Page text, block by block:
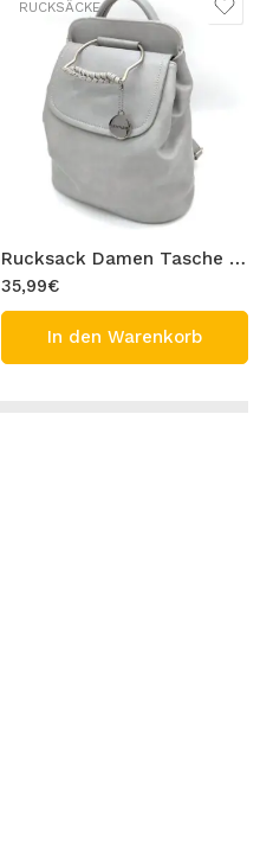
RUCKSÄCKE
Rucksack Damen Tasche Schultertasche Grau PU Leder Schick Stadtrucksack Mode Cityrucksack Design ANNABEL
35,99€
In den Warenkorb